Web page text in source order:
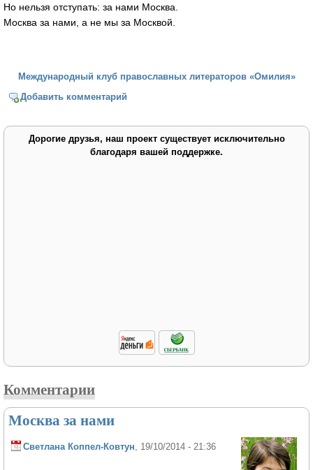
Но нельзя отступать: за нами Москва.
Москва за нами, а не мы за Москвой.
Международный клуб православных литераторов «Омилия»
Добавить комментарий
Дорогие друзья, наш проект существует исключительно
благодаря вашей поддержке.
Комментарии
Москва за нами
Светлана Коппел-Ковтун , 19/10/2014 - 21:36